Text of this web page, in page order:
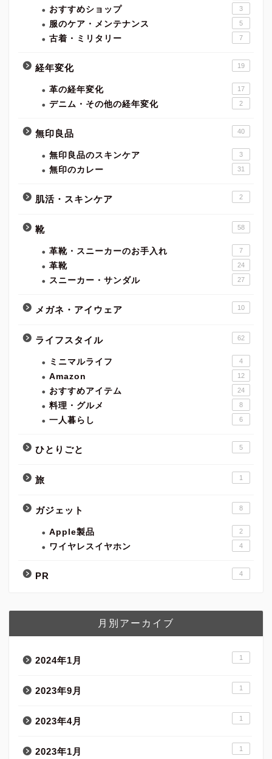
おすすめショップ 3
服のケア・メンテナンス 5
古着・ミリタリー 7
経年変化 19
革の経年変化 17
デニム・その他の経年変化 2
無印良品 40
無印良品のスキンケア 3
無印のカレー 31
肌活・スキンケア 2
靴 58
革靴・スニーカーのお手入れ 7
革靴 24
スニーカー・サンダル 27
メガネ・アイウェア 10
ライフスタイル 62
ミニマルライフ 4
Amazon 12
おすすめアイテム 24
料理・グルメ 8
一人暮らし 6
ひとりごと 5
旅 1
ガジェット 8
Apple製品 2
ワイヤレスイヤホン 4
PR 4
月別アーカイブ
2024年1月 1
2023年9月 1
2023年4月 1
2023年1月 1